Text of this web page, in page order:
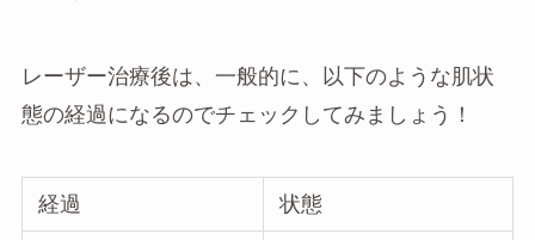
レーザー治療後は、一般的に、以下のような肌状
態の経過になるのでチェックしてみましょう！
経過 状態